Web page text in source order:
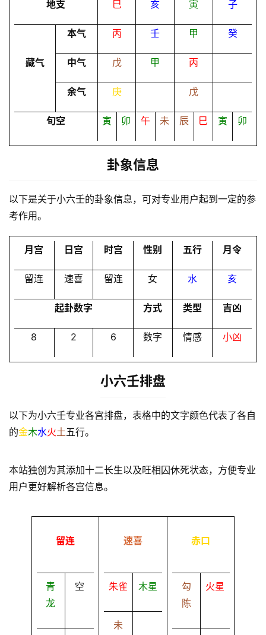
梦
务
地支 巳 亥 寅 子
本气 丙 壬 甲 癸
藏气 中气 戊 甲 丙
余气 庚 戊
旬空 寅 卯 午 未 辰 巳 寅 卯
卦象信息
以下是关于小六壬的卦象信息，可对专业用户起到一定的参
考作用。
月宫 日宫 时宫 性别 五行 月令
留连 速喜 留连 女 水 亥
起卦数字 方式 类型 吉凶
8 2 6 数字 情感 小凶
小六壬排盘
以下为小六壬专业各宫排盘，表格中的文字颜色代表了各自
的金木水火土五行。
本站独创为其添加十二长生以及旺相囚休死状态，方便专业
用户更好解析各宫信息。
留连
青
龙
空
速喜
朱雀 木星
未
赤口
勾
陈
火星